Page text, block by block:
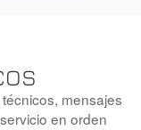
mensajes
en orden